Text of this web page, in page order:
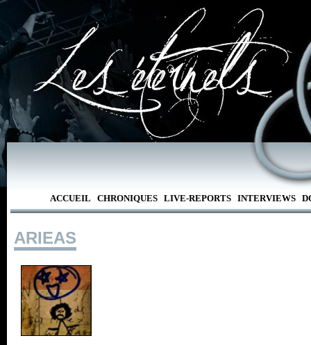
ACCUEIL CHRONIQUES LIVE-REPORTS INTERVIEWS
ARIEAS